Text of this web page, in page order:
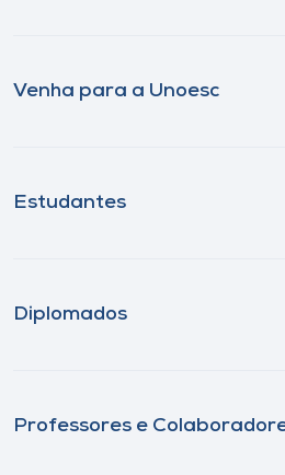
Venha para a Unoesc
Estudantes
Diplomados
Professores e